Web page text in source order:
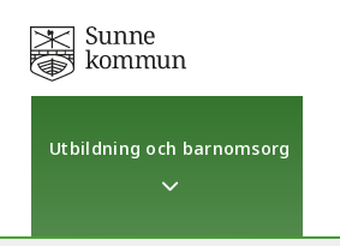
Utbildning och barnomsorg